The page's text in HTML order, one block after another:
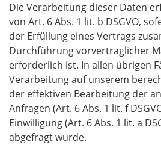
Die Verarbeitung dieser Daten
von Art. 6 Abs. 1 lit. b DSGVO,
der Erfüllung eines Vertrags
Durchführung vorvertraglicher
erforderlich ist. In allen übrigen
Verarbeitung auf unserem
der effektiven Bearbeitung der
Anfragen (Art. 6 Abs. 1 lit. f
Einwilligung (Art. 6 Abs. 1 lit. a
abgefragt wurde.